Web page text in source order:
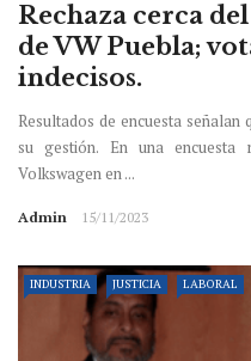
Rechaza cerca
de VW Puebla;
indecisos.
Resultados de encuesta señalan
su gestión. En una encuesta
Volkswagen en ...
Admin 15/11/2023
INDUSTRIA JUSTICIA LABORAL